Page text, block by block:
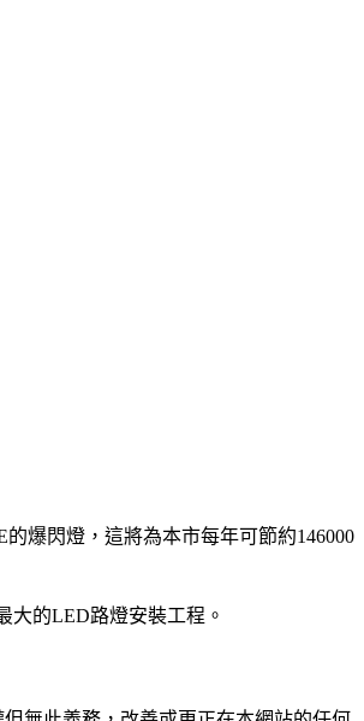
爆閃燈，這將為本市每年可節約146000
大的LED路燈安裝工程。